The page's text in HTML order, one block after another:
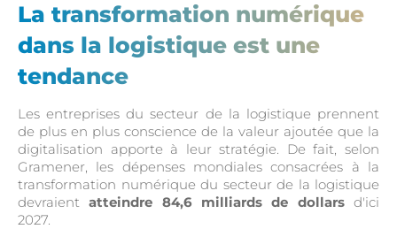
La transformation numérique
dans la logistique est une
tendance
Les entreprises du secteur de la logistique prennent
de plus en plus conscience de la valeur ajoutée que la
digitalisation apporte à leur stratégie. De fait, selon
Gramener, les dépenses mondiales consacrées à la
transformation numérique du secteur de la logistique
devraientatteindre 84,6 milliards de dollarsd'ici
2027.